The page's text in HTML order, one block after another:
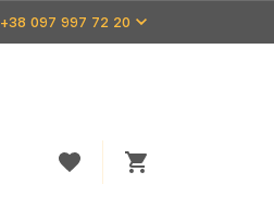
+38 097 997 72 20